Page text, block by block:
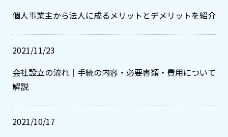
個人事業主から法人に成るメリットとデメリットを紹介
2021/11/23
会社設立の流れ｜手続の内容・必要書類・費用について
解説
2021/10/17